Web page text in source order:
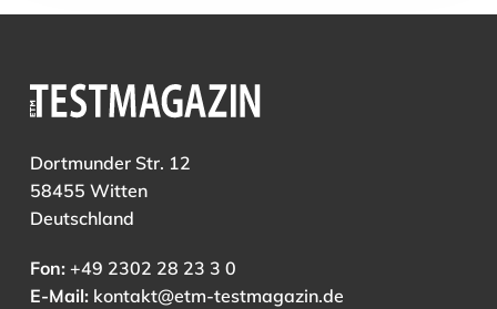
Dortmunder Str. 12
58455 Witten
Deutschland
Fon:+49 2302 28 23 3 0
E-Mail: kontakt@etm-testmagazin.de